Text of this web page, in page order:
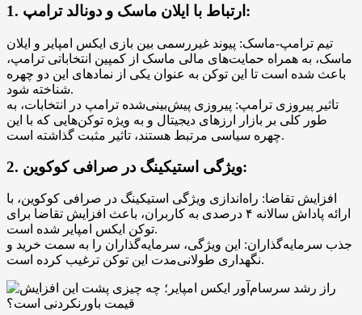
1. ارتباط با ایلان ماسک و دونالد ترامپ:
تیم ترامپ-ماسک: پیوند غیررسمی بین بازی ایکس امپایر و ایلان
ماسک، به همراه حمایت‌های مالی ماسک از کمپین انتخاباتی ترامپ،
باعث شده است تا این توکن به عنوان یکی از نمادهای این دو چهره
شناخته شود.
تاثیر پیروزی ترامپ: پیروزی پیش‌بینی‌شده ترامپ در انتخابات، به
طور کلی بر بازار ارزهای دیجیتال و به ویژه توکن‌هایی که با این
چهره سیاسی مرتبط هستند، تاثیر مثبت گذاشته است.
2. ویژگی استیکینگ در صرافی کوکوین:
افزایش تقاضا: راه‌اندازی ویژگی استیکینگ در صرافی کوکوین، با
ارائه پاداش سالانه ۴ درصدی به کاربران، باعث افزایش تقاضا برای
توکن ایکس امپایر شده است.
جذب سرمایه‌گذاران: این ویژگی، سرمایه‌گذاران را به سمت خرید و
نگهداری طولانی‌مدت این توکن ترغیب کرده است.